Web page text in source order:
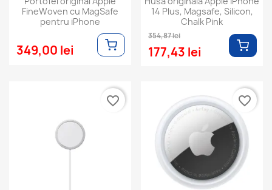
FineWoven cu MagSafe
pentru iPhone
349,00 lei
14 Plus, Magsafe, Silicon,
Chalk Pink
354,87 lei
177,43 lei
favorite_border favorite_border